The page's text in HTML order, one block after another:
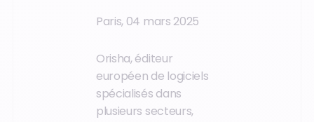
Paris, 04 mars 2025
Orisha, éditeur
européen de logiciels
spécialisés dans
plusieurs secteurs,